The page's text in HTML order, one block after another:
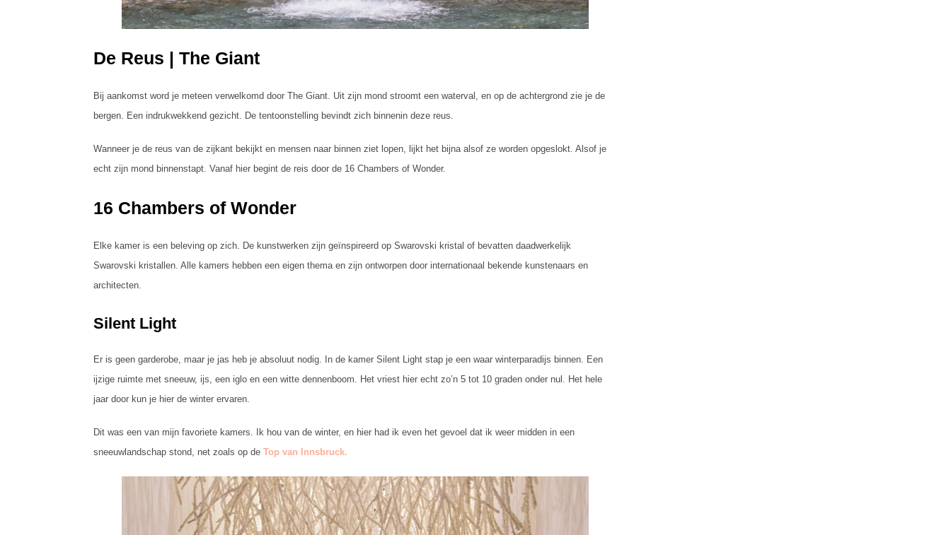
De Reus | The Giant
Bij aankomst word je meteen verwelkomd door The Giant. Uit zijn mond stroomt een waterval, en op de achtergrond zie je de
bergen. Een indrukwekkend gezicht. De tentoonstelling bevindt zich binnenin deze reus.
Wanneer je de reus van de zijkant bekijkt en mensen naar binnen ziet lopen, lijkt het bijna alsof ze worden opgeslokt. Alsof je
echt zijn mond binnenstapt. Vanaf hier begint de reis door de 16 Chambers of Wonder.
16 Chambers of Wonder
Elke kamer is een beleving op zich. De kunstwerken zijn geïnspireerd op Swarovski kristal of bevatten daadwerkelijk
Swarovski kristallen. Alle kamers hebben een eigen thema en zijn ontworpen door internationaal bekende kunstenaars en
architecten.
Silent Light
Er is geen garderobe, maar je jas heb je absoluut nodig. In de kamer Silent Light stap je een waar winterparadijs binnen. Een
ijzige ruimte met sneeuw, ijs, een iglo en een witte dennenboom. Het vriest hier echt zo’n 5 tot 10 graden onder nul. Het hele
jaar door kun je hier de winter ervaren.
Dit was een van mijn favoriete kamers. Ik hou van de winter, en hier had ik even het gevoel dat ik weer midden in een
sneeuwlandschap stond, net zoals op de Top van Innsbruck.